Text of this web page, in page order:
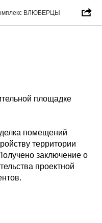
ВЛЮБЕРЦЫ
площадке
помещений
территории
заключение о
проектной